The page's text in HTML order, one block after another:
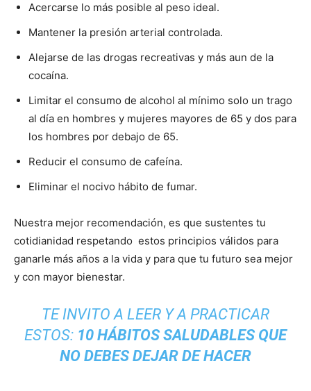
Acercarse lo más posible al peso ideal.
Mantener la presión arterial controlada.
Alejarse de las drogas recreativas y más aun de la
cocaína.
Limitar el consumo de alcohol al mínimo solo un trago
al día en hombres y mujeres mayores de 65 y dos para
los hombres por debajo de 65.
Reducir el consumo de cafeína.
Eliminar el nocivo hábito de fumar.
Nuestra mejor recomendación, es que sustentes tu
cotidianidad respetando estos principios válidos para
ganarle más años a la vida y para que tu futuro sea mejor
y con mayor bienestar.
TE INVITO A LEER Y A PRACTICAR
ESTOS: 10 HÁBITOS SALUDABLES QUE
NO DEBES DEJAR DE HACER